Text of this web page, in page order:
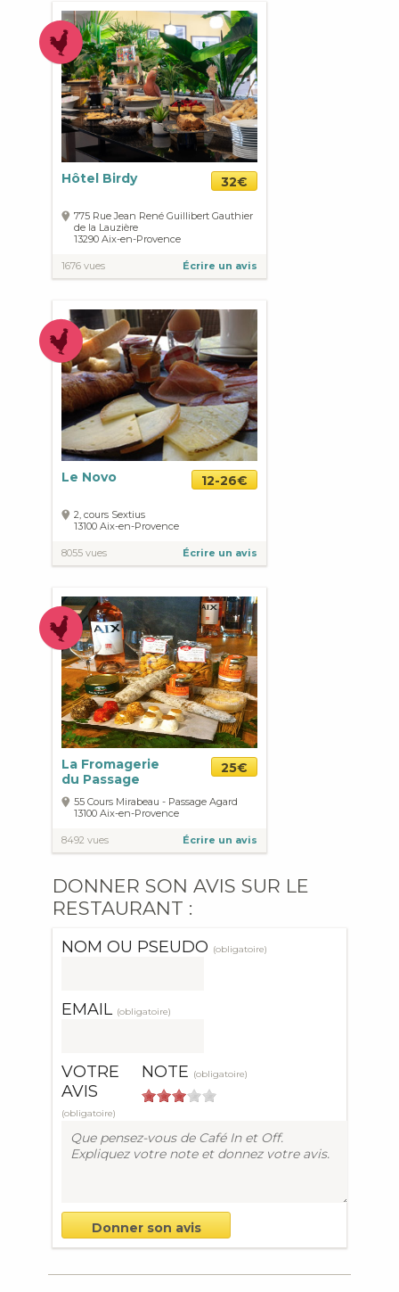
Hôtel Birdy 32€
775 Rue Jean René Guillibert Gauthier
de la Lauzière
13290 Aix-en-Provence
1676 vues Écrire un avis
Le Novo 12-26€
2, cours Sextius
13100 Aix-en-Provence
8055 vues Écrire un avis
La Fromagerie
du Passage
25€
55 Cours Mirabeau - Passage Agard
13100 Aix-en-Provence
8492 vues Écrire un avis
DONNER SON AVIS SUR LE
RESTAURANT :
NOM OU PSEUDO (obligatoire)
EMAIL (obligatoire)
NOTE (obligatoire)
VOTRE
AVIS
(obligatoire)